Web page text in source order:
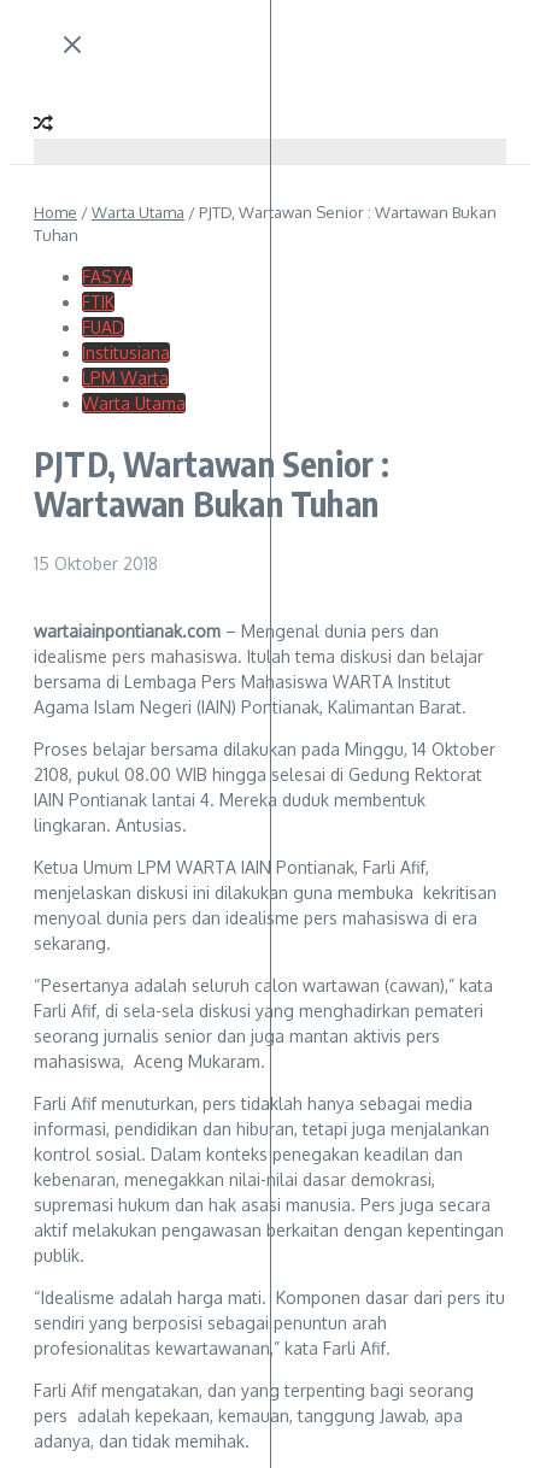
Home /Warta Utama / PJTD, Wartawan Senior : Wartawan Bukan
Tuhan
FASYA
FTIK
FUAD
Institusiana
LPM Warta
Warta Utama
PJTD, Wartawan Senior :
Wartawan Bukan Tuhan
15 Oktober 2018
wartaiainpontianak.com – Mengenal dunia pers dan
idealisme pers mahasiswa. Itulah tema diskusi dan belajar
bersama di Lembaga Pers Mahasiswa WARTA Institut
Agama Islam Negeri (IAIN) Pontianak, Kalimantan Barat.
Proses belajar bersama dilakukan pada Minggu, 14 Oktober
2108, pukul 08.00 WIB hingga selesai di Gedung Rektorat
IAIN Pontianak lantai 4. Mereka duduk membentuk
lingkaran. Antusias.
Ketua Umum LPM WARTA IAIN Pontianak, Farli Afif,
menjelaskan diskusi ini dilakukan guna membuka kekritisan
menyoal dunia pers dan idealisme pers mahasiswa di era
sekarang.
“Pesertanya adalah seluruh calon wartawan (cawan),” kata
Farli Afif, di sela-sela diskusi yang menghadirkan pemateri
seorang jurnalis senior dan juga mantan aktivis pers
mahasiswa, Aceng Mukaram.
Farli Afif menuturkan, pers tidaklah hanya sebagai media
informasi, pendidikan dan hiburan, tetapi juga menjalankan
kontrol sosial. Dalam konteks penegakan keadilan dan
kebenaran, menegakkan nilai-nilai dasar demokrasi,
supremasi hukum dan hak asasi manusia. Pers juga secara
aktif melakukan pengawasan berkaitan dengan kepentingan
publik.
“Idealisme adalah harga mati. Komponen dasar dari pers itu
sendiri yang berposisi sebagai penuntun arah
profesionalitas kewartawanan,” kata Farli Afif.
Farli Afif mengatakan, dan yang terpenting bagi seorang
pers adalah kepekaan, kemauan, tanggung Jawab, apa
adanya, dan tidak memihak.